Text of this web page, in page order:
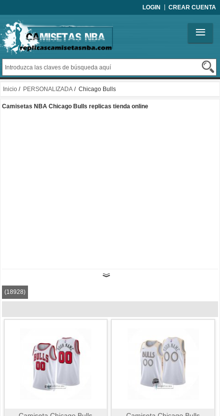
LOGIN CREAR CUENTA
Inicio / PERSONALIZADA / Chicago Bulls
Camisetas NBA Chicago Bulls replicas tienda online
(18928)